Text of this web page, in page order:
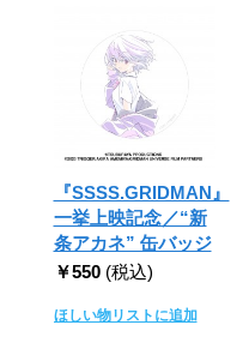
『SSSS.GRIDMAN』
一挙上映記念／“新
条アカネ” 缶バッジ
￥550 (税込)
ほしい物リストに追加